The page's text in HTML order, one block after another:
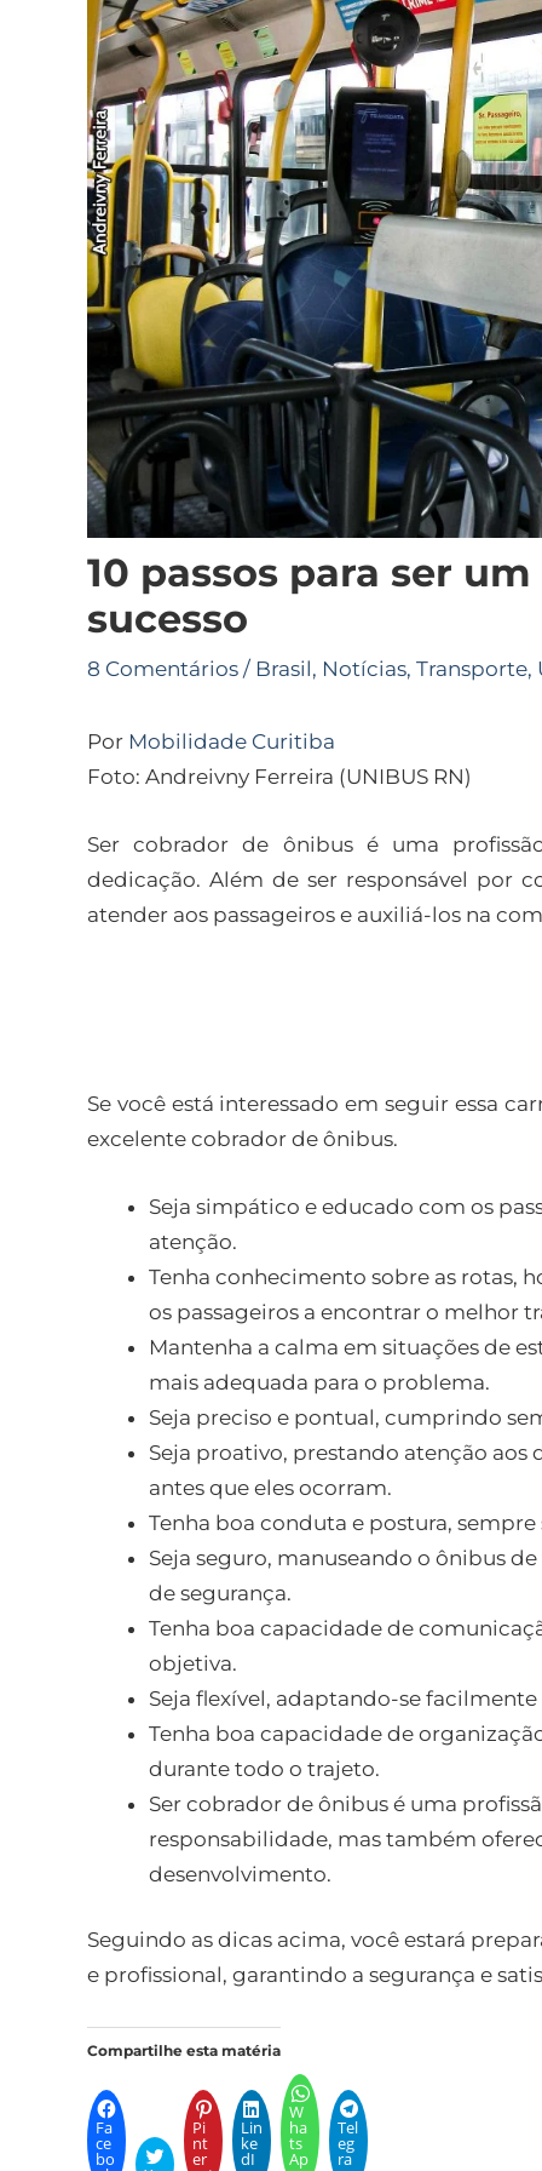
10 passos para ser
sucesso
8 Comentários / Brasil, Notícias, Transporte,
Por Mobilidade Curitiba
Foto: Andreivny Ferreira (UNIBUS RN)
Ser cobrador de ônibus é uma
dedicação. Além de ser responsável por
atender aos passageiros e auxiliá-los na
Se você está interessado em seguir essa
excelente cobrador de ônibus.
Seja simpático e educado com os
atenção.
Tenha conhecimento sobre as rotas,
os passageiros a encontrar o melhor
Mantenha a calma em situações de
mais adequada para o problema.
Seja preciso e pontual, cumprindo
Seja proativo, prestando atenção
antes que eles ocorram.
Tenha boa conduta e postura,
Seja seguro, manuseando o ônibus
de segurança.
Tenha boa capacidade de
objetiva.
Seja flexível, adaptando-se
Tenha boa capacidade de
durante todo o trajeto.
Ser cobrador de ônibus é uma
responsabilidade, mas também
desenvolvimento.
Seguindo as dicas acima, você estará
e profissional, garantindo a segurança e
Compartilhe esta matéria
Fa
ce
bo
Pi
nt
er
Lin
ke
dI
W
ha
ts
Ap
Tel
eg
ra